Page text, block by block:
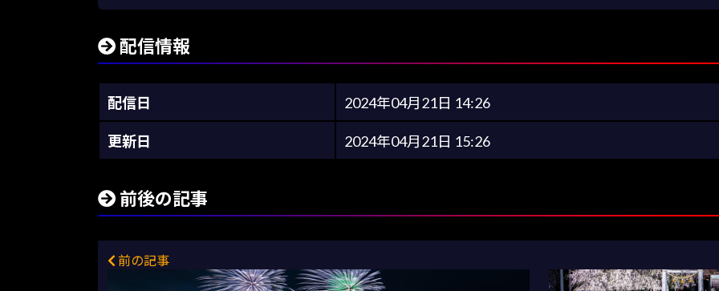
配信情報
配信日 2024年04月21日 14:26
更新日 2024年04月21日 15:26
前後の記事
前の記事